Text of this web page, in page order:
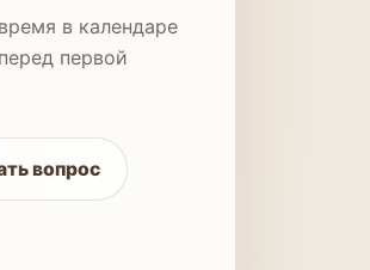
в календаре
первой
вопрос